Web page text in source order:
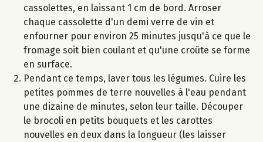
cassolettes, en laissant 1 cm de bord. Arroser
chaque cassolette d'un demi verre de vin et
enfourner pour environ 25 minutes jusqu'à ce que le
fromage soit bien coulant et qu'une croûte se forme
en surface.
Pendant ce temps, laver tous les légumes. Cuire les
petites pommes de terre nouvelles à l'eau pendant
une dizaine de minutes, selon leur taille. Découper
le brocoli en petits bouquets et les carottes
nouvelles en deux dans la longueur (les laisser